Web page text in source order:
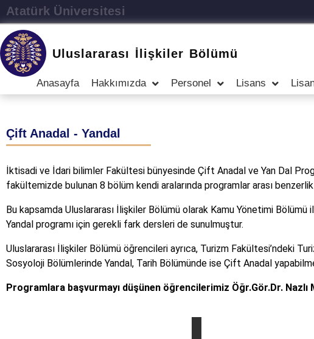
Atatürk Üniversitesi
Uluslararası İlişkiler Bölümü
Anasayfa Hakkımızda Personel Lisans
Çift Anadal - Yandal
İktisadi ve İdari bilimler Fakültesi bünyesinde Çift Anadal ve Yan Dal
fakültemizde bulunan 8 bölüm kendi aralarında programlar arası
Bu kapsamda Uluslararası İlişkiler Bölümü olarak Kamu Yönetimi
Yandal programı için gerekli fark dersleri de sunulmuştur.
Uluslararası İlişkiler Bölümü öğrencileri ayrıca, Turizm Fakültesi’ndeki
Sosyoloji Bölümlerinde Yandal, Tarih Bölümünde ise Çift Anadal
Programlara başvurmayı düşünen öğrencilerimiz Öğr.Gör.Dr. Nazlı